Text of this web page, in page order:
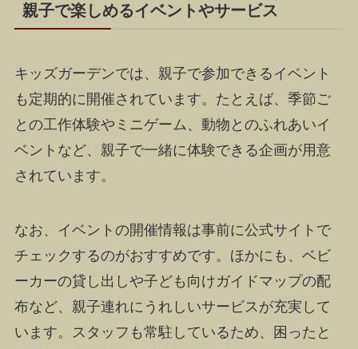
親子で楽しめるイベントやサービス
キッズガーデンでは、親子で参加できるイベント
も定期的に開催されています。たとえば、季節ご
との工作体験やミニゲーム、動物とのふれあいイ
ベントなど、親子で一緒に体験できる企画が用意
されています。
なお、イベントの開催情報は事前に公式サイトで
チェックするのがおすすめです。ほかにも、ベビ
ーカーの貸し出しや子ども向けガイドマップの配
布など、親子連れにうれしいサービスが充実して
います。スタッフも常駐しているため、困ったと